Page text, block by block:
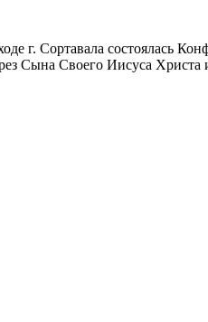
г. Сортавала состоялась
Своего Иисуса Христа